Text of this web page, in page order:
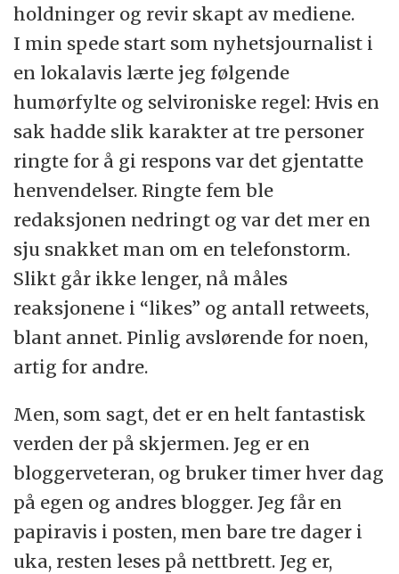
holdninger og revir skapt av mediene.
I min spede start som nyhetsjournalist i
en lokalavis lærte jeg følgende
humørfylte og selvironiske regel: Hvis en
sak hadde slik karakter at tre personer
ringte for å gi respons var det gjentatte
henvendelser. Ringte fem ble
redaksjonen nedringt og var det mer en
sju snakket man om en telefonstorm.
Slikt går ikke lenger, nå måles
reaksjonene i “likes” og antall retweets,
blant annet. Pinlig avslørende for noen,
artig for andre.
Men, som sagt, det er en helt fantastisk
verden der på skjermen. Jeg er en
bloggerveteran, og bruker timer hver dag
på egen og andres blogger. Jeg får en
papiravis i posten, men bare tre dager i
uka, resten leses på nettbrett. Jeg er,